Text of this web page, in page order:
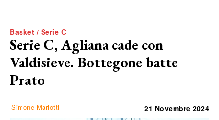
Basket / Serie C
Serie C, Agliana cade con
Valdisieve. Bottegone batte
Prato
Simone Mariotti 21 Novembre 2024